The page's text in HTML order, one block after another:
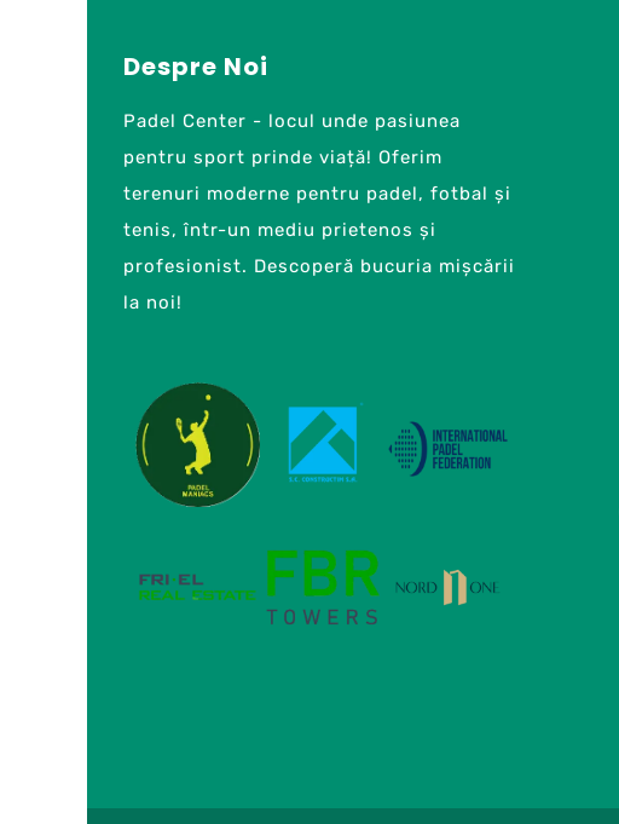
Despre Noi
Padel Center - locul unde pasiunea
pentru sport prinde viață! Oferim
terenuri moderne pentru padel, fotbal și
tenis, într-un mediu prietenos și
profesionist. Descoperă bucuria mișcării
la noi!